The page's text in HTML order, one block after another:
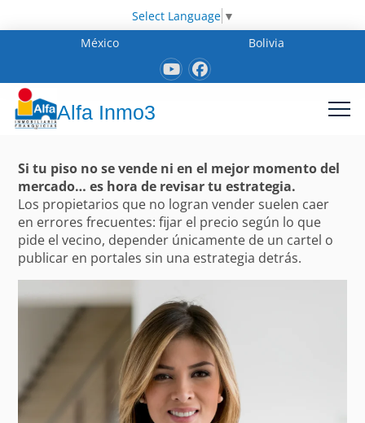
Select Language ▼
México
Bolivia
Alfa Inmo3
Si tu piso no se vende ni en el mejor momento del
mercado… es hora de revisar tu estrategia.
Los propietarios que no logran vender suelen caer
en errores frecuentes: fijar el precio según lo que
pide el vecino, depender únicamente de un cartel o
publicar en portales sin una estrategia detrás.